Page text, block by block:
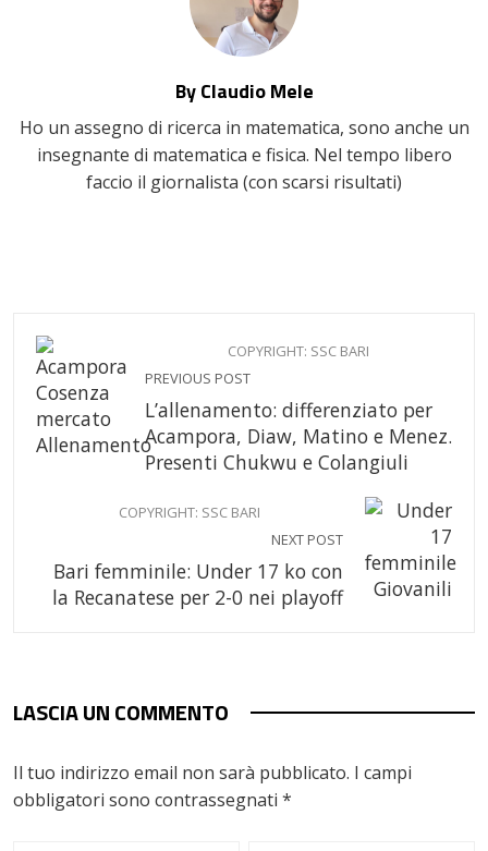
By Claudio Mele
Ho un assegno di ricerca in matematica, sono anche un
insegnante di matematica e fisica. Nel tempo libero
faccio il giornalista (con scarsi risultati)
COPYRIGHT: SSC BARI
PREVIOUS POST
L’allenamento: differenziato per
Acampora, Diaw, Matino e Menez.
Presenti Chukwu e Colangiuli
COPYRIGHT: SSC BARI
NEXT POST
Bari femminile: Under 17 ko con
la Recanatese per 2-0 nei playoff
LASCIA UN COMMENTO
Il tuo indirizzo email non sarà pubblicato. I campi
obbligatori sono contrassegnati *